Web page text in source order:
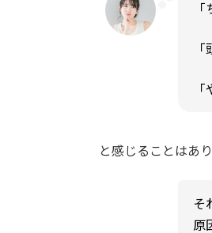
と感じることはあ
そ
原